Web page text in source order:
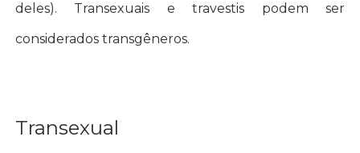
deles). Transexuais e travestis podem ser
considerados transgêneros.
Transexual